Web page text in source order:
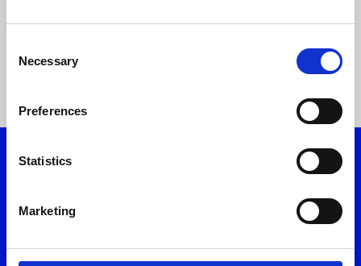
Selection
Necessary
Preferences
Statistics
Marketing
θα δημοσιεύεται στην ανωτέρω ηλεκτρονική
Κατέβασε το myON App